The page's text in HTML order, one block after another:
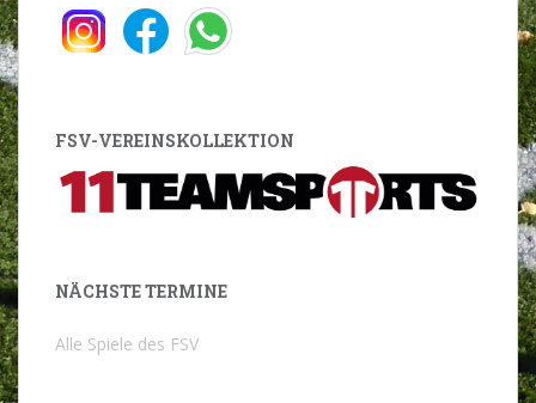
FSV-VEREINSKOLLEKTION
NÄCHSTE TERMINE
Alle Spiele des FSV